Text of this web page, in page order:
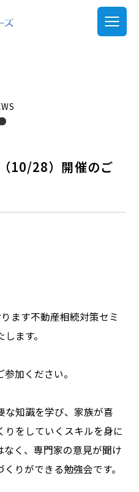
10/28）開催のご
ます不動産相続対策セミ
ます。
加ください。
な知識を学び、家族が喜
りをしていくスキルを身に
く、専門家の意見が聞け
りができる勉強会です。